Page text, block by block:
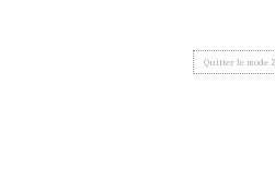
Quitter le mode